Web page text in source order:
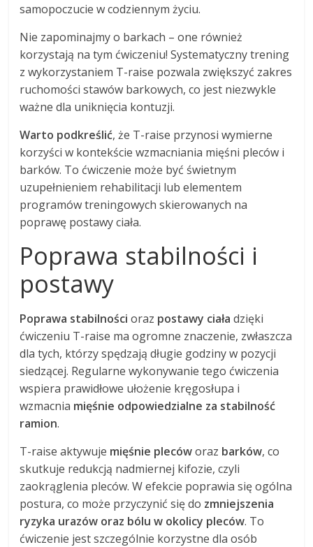
samopoczucie w codziennym życiu.
Nie zapominajmy o barkach – one również
korzystają na tym ćwiczeniu! Systematyczny trening
z wykorzystaniem T-raise pozwala zwiększyć zakres
ruchomości stawów barkowych, co jest niezwykle
ważne dla uniknięcia kontuzji.
Warto podkreślić, że T-raise przynosi wymierne
korzyści w kontekście wzmacniania mięśni pleców i
barków. To ćwiczenie może być świetnym
uzupełnieniem rehabilitacji lub elementem
programów treningowych skierowanych na
poprawę postawy ciała.
Poprawa stabilności i
postawy
Poprawa stabilności oraz postawy ciała dzięki
ćwiczeniu T-raise ma ogromne znaczenie, zwłaszcza
dla tych, którzy spędzają długie godziny w pozycji
siedzącej. Regularne wykonywanie tego ćwiczenia
wspiera prawidłowe ułożenie kręgosłupa i
wzmacnia mięśnie odpowiedzialne za stabilność
ramion.
T-raise aktywuje mięśnie plecóworaz barków, co
skutkuje redukcją nadmiernej kifozie, czyli
zaokrąglenia pleców. W efekcie poprawia się ogólna
postura, co może przyczynić się do zmniejszenia
ryzyka urazów oraz bólu w okolicy pleców. To
ćwiczenie jest szczególnie korzystne dla osób